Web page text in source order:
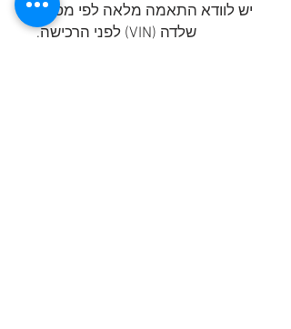
יש לוודא התאמה מלאה לפי מספר
שלדה (VIN) לפני הרכישה.